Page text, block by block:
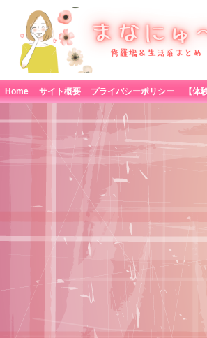
Home サイト概要 プライバシーポリシー